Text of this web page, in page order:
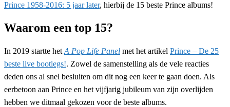
Prince 1958-2016: 5 jaar later, hierbij de 15 beste Prince albums!
Waarom een top 15?
In 2019 startte het A Pop Life Panel met het artikel Prince – De 25
beste live bootlegs!. Zowel de samenstelling als de vele reacties
deden ons al snel besluiten om dit nog een keer te gaan doen. Als
eerbetoon aan Prince en het vijfjarig jubileum van zijn overlijden
hebben we ditmaal gekozen voor de beste albums.